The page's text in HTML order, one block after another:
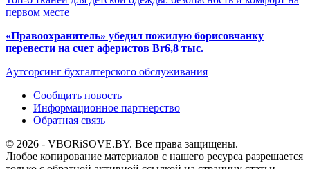
первом месте
«Правоохранитель» убедил пожилую борисовчанку
перевести на счет аферистов Br6,8 тыс.
Аутсорсинг бухгалтерского обслуживания
Сообщить новость
Информационное партнерство
Обратная связь
© 2026 - VBORiSOVE.BY. Все права защищены.
Любое копирование материалов с нашего ресурса разрешается